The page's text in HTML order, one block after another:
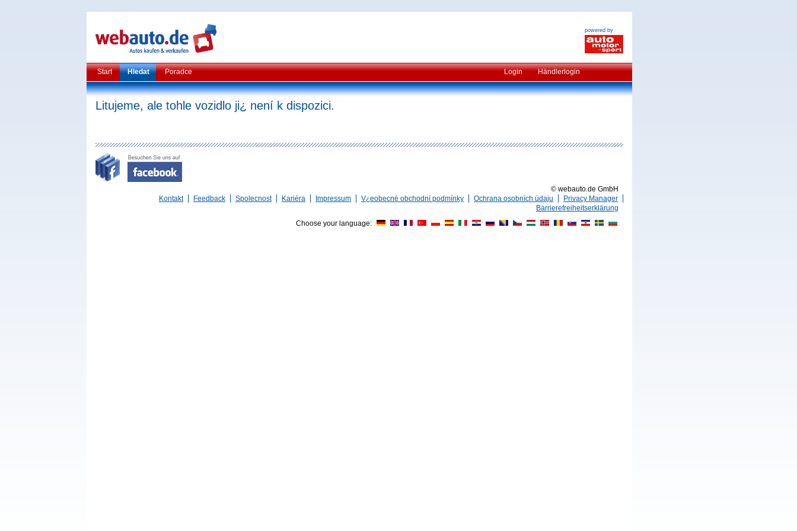
powered by
Start Hledat Poradce Login Händlerlogin
Litujeme, ale tohle vozidlo ji¿ není k dispozici.
© webauto.de GmbH
Kontakt
Feedback Spolecnost Kariéra Impressum V¿eobecné obchodní podmínky Ochrana osobních údaju
Privacy Manager
Barrierefreiheitserklärung
Choose your language: